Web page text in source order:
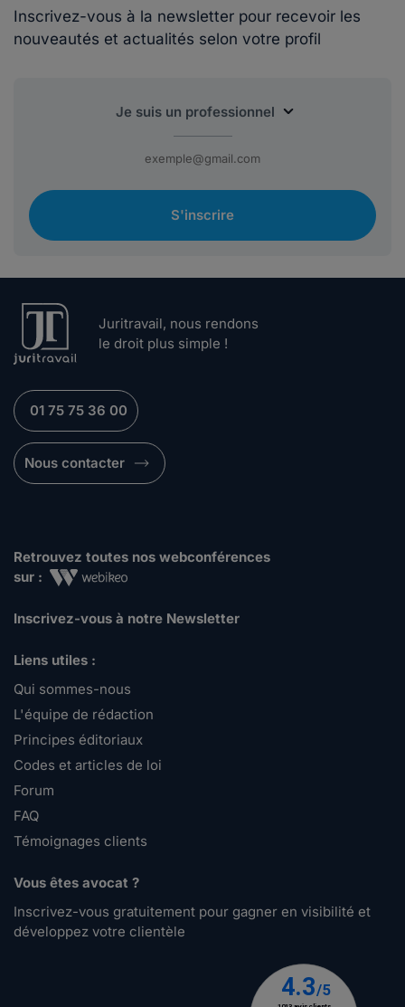
Inscrivez-vous à la newsletter pour recevoir les
nouveautés et actualités selon votre profil
S'inscrire
Juritravail, nous rendons
le droit plus simple !
01 75 75 36 00
Nous contacter
Retrouvez toutes nos webconférences
sur :
Inscrivez-vous à notre Newsletter
Liens utiles :
Qui sommes-nous
L'équipe de rédaction
Principes éditoriaux
Codes et articles de loi
Forum
FAQ
Témoignages clients
Vous êtes avocat ?
Inscrivez-vous gratuitement pour gagner en visibilité et
développez votre clientèle